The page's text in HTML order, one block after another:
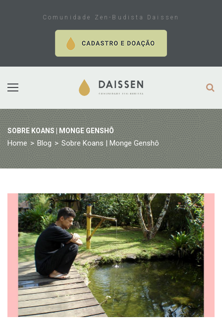
Comunidade Zen-Budista Daissen
SOBRE KOANS | MONGE GENSHÔ
Home > Blog > Sobre Koans | Monge Genshô